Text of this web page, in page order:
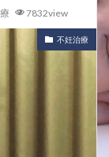
7832view
不妊治療